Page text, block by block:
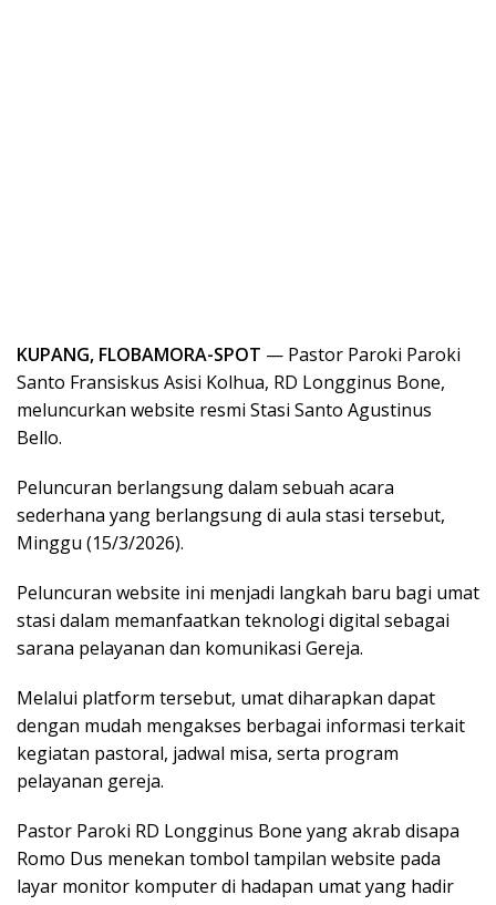
KUPANG, FLOBAMORA-SPOT — Pastor Paroki Paroki
Santo Fransiskus Asisi Kolhua, RD Longginus Bone,
meluncurkan website resmi Stasi Santo Agustinus
Bello.
Peluncuran berlangsung dalam sebuah acara
sederhana yang berlangsung di aula stasi tersebut,
Minggu (15/3/2026).
Peluncuran website ini menjadi langkah baru bagi umat
stasi dalam memanfaatkan teknologi digital sebagai
sarana pelayanan dan komunikasi Gereja.
Melalui platform tersebut, umat diharapkan dapat
dengan mudah mengakses berbagai informasi terkait
kegiatan pastoral, jadwal misa, serta program
pelayanan gereja.
Pastor Paroki RD Longginus Bone yang akrab disapa
Romo Dus menekan tombol tampilan website pada
layar monitor komputer di hadapan umat yang hadir